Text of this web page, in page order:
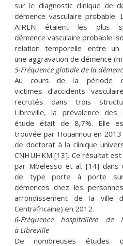
sur le diagnostic clinique de
démence vasculaire probable.
AIREN étaient les plus
démence vasculaire probable
relation temporelle entre
une aggravation de démence
5-Fréquence globale de la
Au cours de la période
victimes d’accidents
recrutés dans trois
Libreville, la prévalence des
étude était de 8,7%. Elle
trouvée par Houannou en
de doctorat à la clinique
CNHUHKM [13]. Ce résultat
par Mbelesso et al. [14] dans
de type porte à porte sur
démences chez les
arrondissement de la ville
Centrafricaine) en 2012.
6-Fréquence hospitalière de
à Libreville
De nombreuses